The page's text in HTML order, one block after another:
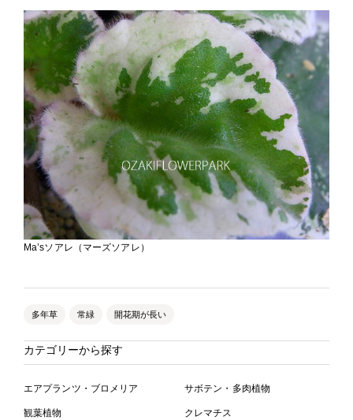
Ma’sソアレ（マーズソアレ）
多年草 常緑 開花期が長い
カテゴリーから探す
エアプランツ・ブロメリア サボテン・多肉植物
観葉植物 クレマチス